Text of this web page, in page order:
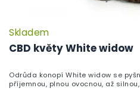
CBD květy White widow
Skladem
Odrůda konopí White widow se
příjemnou, plnou ovocnou, až